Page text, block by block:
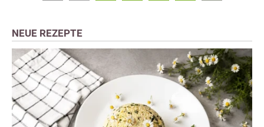
NEUE REZEPTE